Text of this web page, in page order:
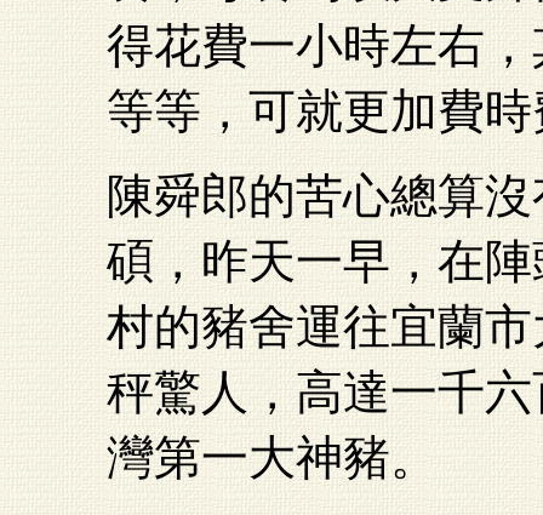
得花費一小時左右
等等，可就更加費
陳舜郎的苦心總算
碩，昨天一早，在
村的豬舍運往宜蘭
秤驚人，高達一千
灣第一大神豬。